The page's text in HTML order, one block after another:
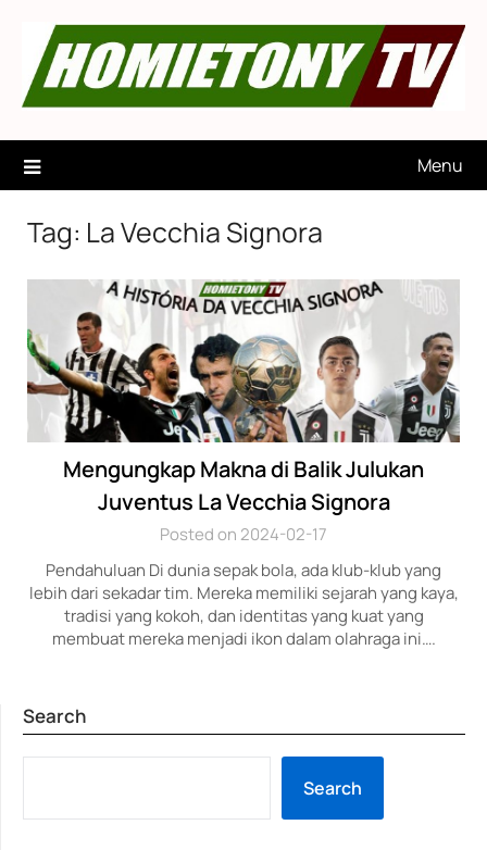
content
Menu
Tag: La Vecchia Signora
Mengungkap Makna di Balik Julukan
Juventus La Vecchia Signora
Posted on 2024-02-17
Pendahuluan Di dunia sepak bola, ada klub-klub yang
lebih dari sekadar tim. Mereka memiliki sejarah yang kaya,
tradisi yang kokoh, dan identitas yang kuat yang
membuat mereka menjadi ikon dalam olahraga ini….
Search
Search